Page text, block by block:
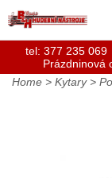
Home > Kytary>
tel: 377 235
Prázdninová